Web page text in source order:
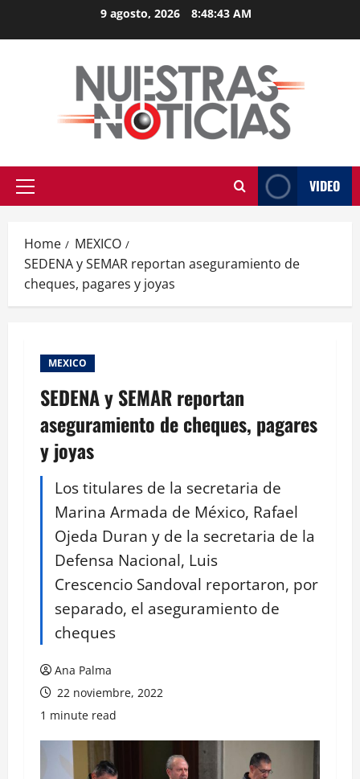
9 agosto, 2026 8:48:44 AM
Primary
VIDEO
Home
MEXICO
SEDENA y SEMAR reportan aseguramiento de
cheques, pagares y joyas
MEXICO
SEDENA y SEMAR reportan
aseguramiento de cheques, pagares
y joyas
Los titulares de la secretaria de
Marina Armada de México, Rafael
Ojeda Duran y de la secretaria de la
Defensa Nacional, Luis
Crescencio Sandoval reportaron, por
separado, el aseguramiento de
cheques
Ana Palma
22 noviembre, 2022
1 minute read